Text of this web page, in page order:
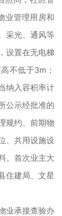
业管理用房和
采光、通风等
设置在无电梯
不低于3m；
纳入容积率计
公示经批准的
规约、前期物
、共用设施设
。首次业主大
住建局、文星
业承接查验办